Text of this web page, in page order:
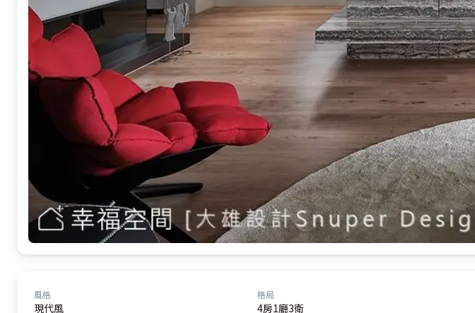
風格
現代風
格局
4房1廳3衛